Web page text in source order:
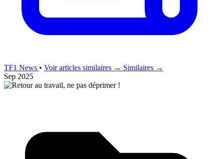
TF1 News • Voir articles similaires → Similaires →
Sep 2025